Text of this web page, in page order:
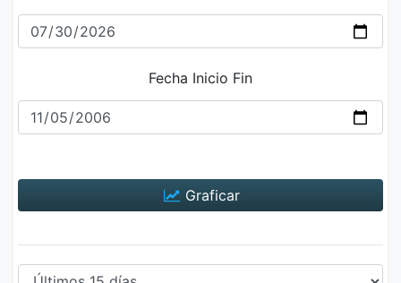
Fecha Inicio Fin
Graficar